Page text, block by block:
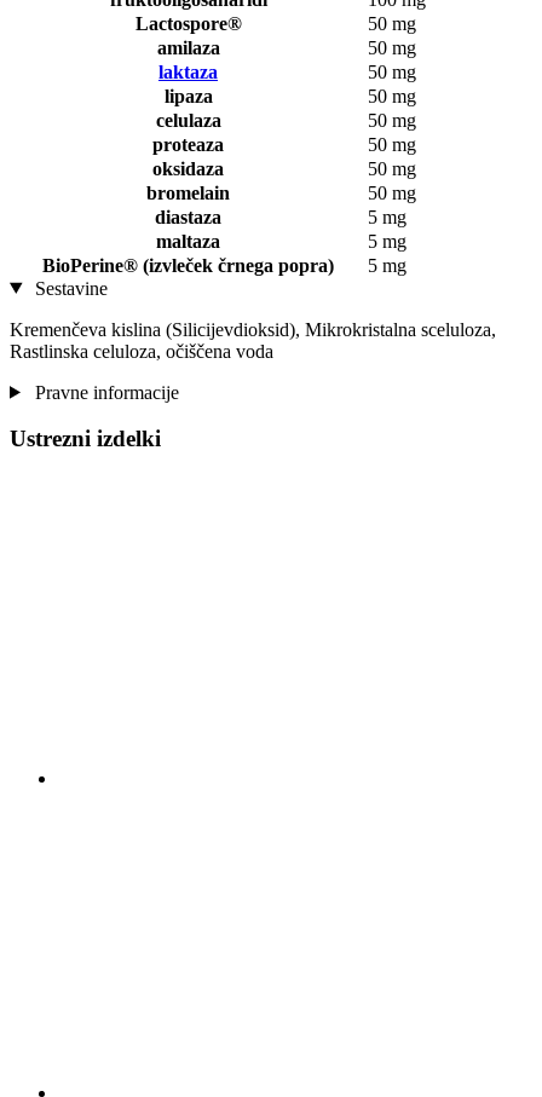
Lactospore®
50 mg
amilaza
50 mg
laktaza
50 mg
lipaza
50 mg
celulaza
50 mg
proteaza
50 mg
oksidaza
50 mg
bromelain
50 mg
diastaza
5 mg
maltaza
5 mg
BioPerine® (izvleček črnega popra)
5 mg
Sestavine
Kremenčeva kislina (Silicijevdioksid), Mikrokristalna sceluloza,
Rastlinska celuloza, očiščena voda
Pravne informacije
Ustrezni izdelki